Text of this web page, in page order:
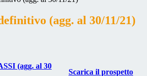
(agg. al 30/11/21)
(agg. al 30
Scarica il prospetto